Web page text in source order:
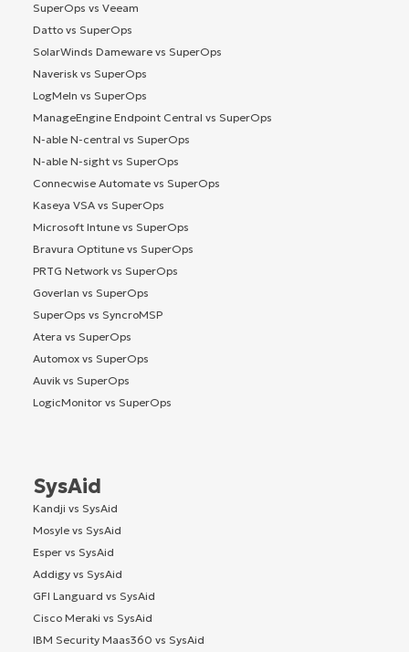
SuperOps vs Veeam
Datto vs SuperOps
SolarWinds Dameware vs SuperOps
Naverisk vs SuperOps
LogMeIn vs SuperOps
ManageEngine Endpoint Central vs SuperOps
N-able N-central vs SuperOps
N-able N-sight vs SuperOps
Connecwise Automate vs SuperOps
Kaseya VSA vs SuperOps
Microsoft Intune vs SuperOps
Bravura Optitune vs SuperOps
PRTG Network vs SuperOps
Goverlan vs SuperOps
SuperOps vs SyncroMSP
Atera vs SuperOps
Automox vs SuperOps
Auvik vs SuperOps
LogicMonitor vs SuperOps
SysAid
Kandji vs SysAid
Mosyle vs SysAid
Esper vs SysAid
Addigy vs SysAid
GFI Languard vs SysAid
Cisco Meraki vs SysAid
IBM Security Maas360 vs SysAid